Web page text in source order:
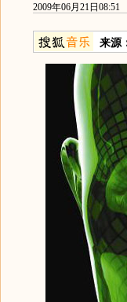
2009年06月21日08:51
来源